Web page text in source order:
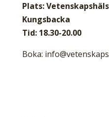
Plats:
Kungsbacka
Tid: 18.30-20.00
Boka: